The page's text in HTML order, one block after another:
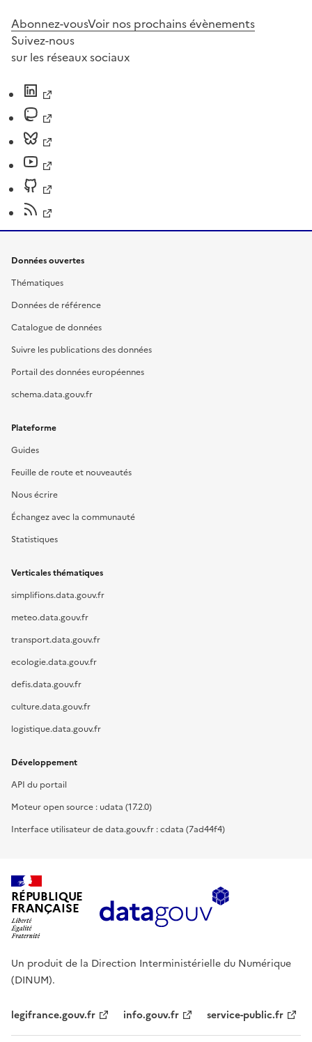
Abonnez-vousVoir nos prochains évènements
Suivez-nous
sur les réseaux sociaux
Données ouvertes
Thématiques
Données de référence
Catalogue de données
Suivre les publications des données
Portail des données européennes
schema.data.gouv.fr
Plateforme
Guides
Feuille de route et nouveautés
Nous écrire
Échangez avec la communauté
Statistiques
Verticales thématiques
simplifions.data.gouv.fr
meteo.data.gouv.fr
transport.data.gouv.fr
ecologie.data.gouv.fr
defis.data.gouv.fr
culture.data.gouv.fr
logistique.data.gouv.fr
Développement
API du portail
Moteur open source : udata (17.2.0)
Interface utilisateur de data.gouv.fr : cdata (7ad44f4)
RÉPUBLIQUE
FRANÇAISE
Un produit de la Direction Interministérielle du Numérique
(DINUM).
legifrance.gouv.fr info.gouv.fr service-public.fr